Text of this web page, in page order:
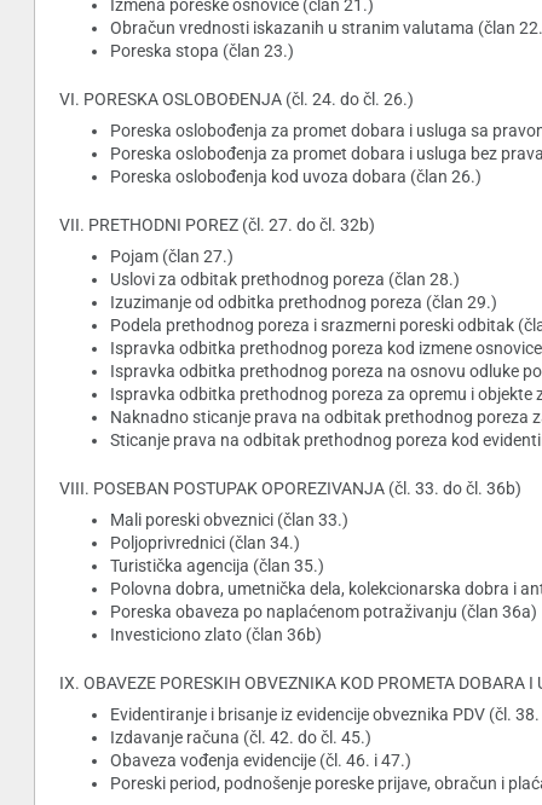
Izmena poreske osnovice (član 21.)
Obračun vrednosti iskazanih u stranim valutama (član
Poreska stopa (član 23.)
VI. PORESKA OSLOBOĐENJA (čl. 24. do čl. 26.)
Poreska oslobođenja za promet dobara i usluga sa
Poreska oslobođenja za promet dobara i usluga bez
Poreska oslobođenja kod uvoza dobara (član 26.)
VII. PRETHODNI POREZ (čl. 27. do čl. 32b)
Pojam (član 27.)
Uslovi za odbitak prethodnog poreza (član 28.)
Izuzimanje od odbitka prethodnog poreza (član 29.)
Podela prethodnog poreza i srazmerni poreski odbitak
Ispravka odbitka prethodnog poreza kod izmene
Ispravka odbitka prethodnog poreza na osnovu odluke
Ispravka odbitka prethodnog poreza za opremu i objekte
Naknadno sticanje prava na odbitak prethodnog poreza
Sticanje prava na odbitak prethodnog poreza kod
VIII. POSEBAN POSTUPAK OPOREZIVANJA (čl. 33. do čl. 36b)
Mali poreski obveznici (član 33.)
Poljoprivrednici (član 34.)
Turistička agencija (član 35.)
Polovna dobra, umetnička dela, kolekcionarska dobra i
Poreska obaveza po naplaćenom potraživanju (član 36a)
Investiciono zlato (član 36b)
IX. OBAVEZE PORESKIH OBVEZNIKA KOD PROMETA DOBARA
Evidentiranje i brisanje iz evidencije obveznika PDV (čl.
Izdavanje računa (čl. 42. do čl. 45.)
Obaveza vođenja evidencije (čl. 46. i 47.)
Poreski period, podnošenje poreske prijave, obračun i